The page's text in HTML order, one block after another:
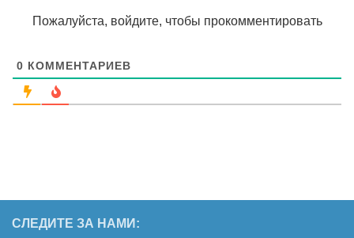
Пожалуйста, войдите, чтобы прокомментировать
0 КОММЕНТАРИЕВ
СЛЕДИТЕ ЗА НАМИ: